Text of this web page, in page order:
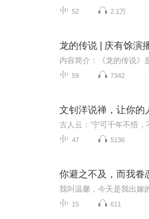
52 2.1万
龙的传说 | 庆有馀演
59 7342
文钊洋说禅，让你的
47 5136
你避之不及，而我眷
15 611